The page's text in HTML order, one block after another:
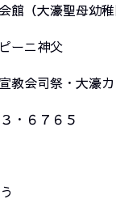
（大濠聖母幼稚
ーニ神父
・大濠カト
・６７６５